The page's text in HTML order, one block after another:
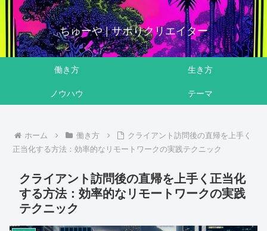
ちゅーや | サボりクリエイター
働き方
生き方
ノウハウ
テーマ
ホーム 働き方
クライアント訪問後の直帰を上手く
正当化する方法：効率的なリモートワークの実践テクニック
クライアント訪問後の直帰を上手く正当化
する方法：効率的なリモートワークの実践
テクニック